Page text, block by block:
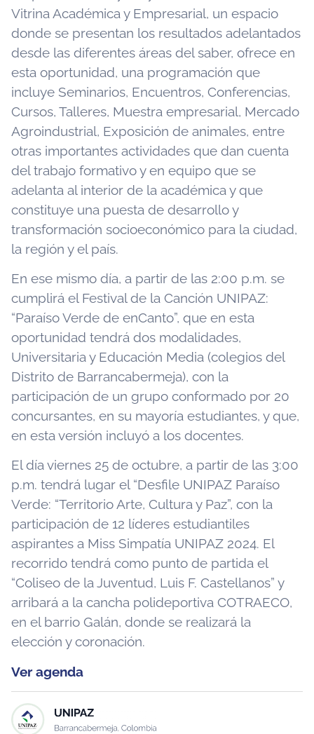
Vitrina Académica y Empresarial, un espacio
donde se presentan los resultados adelantados
desde las diferentes áreas del saber, ofrece en
esta oportunidad, una programación que
incluye Seminarios, Encuentros, Conferencias,
Cursos, Talleres, Muestra empresarial, Mercado
Agroindustrial, Exposición de animales, entre
otras importantes actividades que dan cuenta
del trabajo formativo y en equipo que se
adelanta al interior de la académica y que
constituye una puesta de desarrollo y
transformación socioeconómico para la ciudad,
la región y el país.
En ese mismo día, a partir de las 2:00 p.m. se
cumplirá el Festival de la Canción UNIPAZ:
“Paraíso Verde de enCanto”, que en esta
oportunidad tendrá dos modalidades,
Universitaria y Educación Media (colegios del
Distrito de Barrancabermeja), con la
participación de un grupo conformado por 20
concursantes, en su mayoría estudiantes, y que,
en esta versión incluyó a los docentes.
El día viernes 25 de octubre, a partir de las 3:00
p.m. tendrá lugar el “Desfile UNIPAZ Paraíso
Verde: “Territorio Arte, Cultura y Paz”, con la
participación de 12 líderes estudiantiles
aspirantes a Miss Simpatía UNIPAZ 2024. El
recorrido tendrá como punto de partida el
“Coliseo de la Juventud, Luis F. Castellanos” y
arribará a la cancha polideportiva COTRAECO,
en el barrio Galán, donde se realizará la
elección y coronación.
Ver agenda